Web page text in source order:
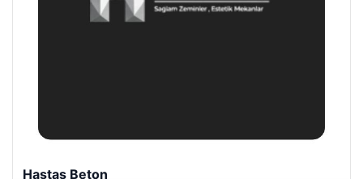
Enes Kaplan Avukatlık Bürosu